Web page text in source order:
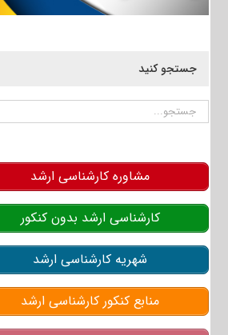
جستجو کنید
جستجو
مشاوره کارشناسی ارشد
کارشناسی ارشد بدون کنکور
شهریه کارشناسی ارشد
منابع کنکور کارشناسی ارشد